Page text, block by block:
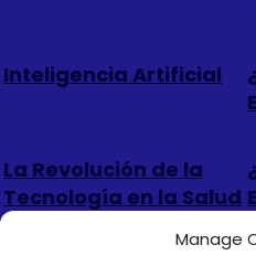
Manage
Inteligencia Artificial
La Revolución de la
Tecnología en la Salud